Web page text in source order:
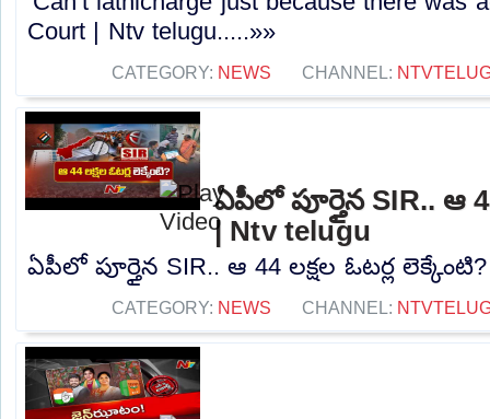
Court | Ntv telugu.....»»
CATEGORY: NEWS CHANNEL:
ఏపీలో పూర్తైన SIR.. ఆ
| Ntv telugu
ఏపీలో పూర్తైన SIR.. ఆ 44 లక్షల ఓటర్ల
CATEGORY: NEWS CHANNEL: